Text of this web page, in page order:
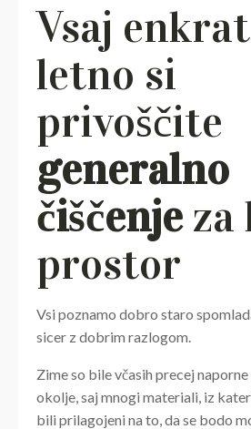
Vsaj enkrat
letno si
privoščite
generalno
čiščenjeza
prostor
Vsi poznamo dobro staro
sicer z dobrim razlogom.
Zime so bile včasih precej naporne
okolje, saj mnogi materiali, iz
bili prilagojeni na to, da se bodo